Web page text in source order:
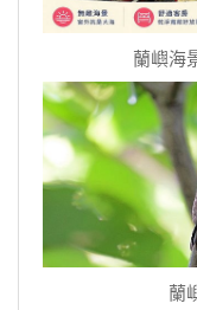
蘭嶼海
蘭